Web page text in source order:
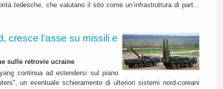
tedesche, che valutano il sito come un’infrastruttura di part...
cresce l’asse su missili e
sulle retrovie ucraine
continua ad estendersi sul piano
un eventuale schieramento di ulteriori sistemi nord-coreani